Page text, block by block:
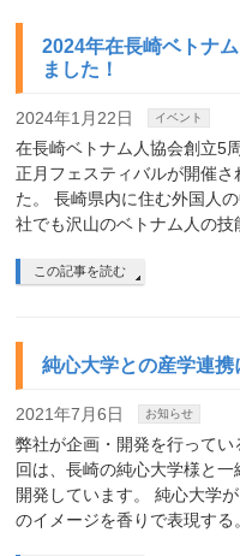
2024年在長崎ベトナ
ました！
2024年1月22日 イベント
在長崎ベトナム人協会創立5
正月フェスティバルが開催
た。 長崎県内に住む外国人
社でも沢山のベトナム人の技
この記事を読む
純心大学との産学連
2021年7月6日 お知らせ
弊社が企画・開発を行って
回は、長崎の純心大学様と
開発しています。 純心大学
のイメージを香りで表現する